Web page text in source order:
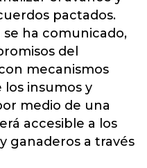
pactados.
ha comunicado,
del
mecanismos
insumos y
medio de una
accesible a los
ganaderos a través